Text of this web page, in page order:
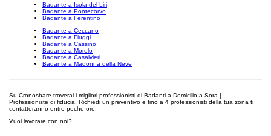
Badante a Isola del Liri
Badante a Pontecorvo
Badante a Ferentino
Badante a Ceccano
Badante a Fiuggi
Badante a Cassino
Badante a Morolo
Badante a Casalvieri
Badante a Madonna della Neve
Su Cronoshare troverai i migliori professionisti di Badanti a Domicilio a Sora |
Professioniste di fiducia. Richiedi un preventivo e fino a 4 professionisti della tua zona ti
contatteranno entro poche ore.
Vuoi lavorare con noi?